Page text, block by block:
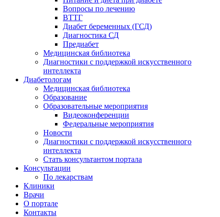
Вопросы по лечению
ВТТГ
Диабет беременных (ГСД)
Диагностика СД
Предиабет
Медицинская библиотека
Диагностики с поддержкой искусственного
интеллекта
Диабетологам
Медицинская библиотека
Образование
Образовательные мероприятия
Видеоконференции
Федеральные мероприятия
Новости
Диагностики с поддержкой искусственного
интеллекта
Стать консультантом портала
Консультации
По лекарствам
Клиники
Врачи
О портале
Контакты